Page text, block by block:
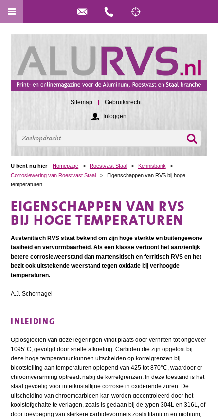
Sitemap
Gebruiksrecht
Inloggen
U bent nu hier Homepage > Roestvast Staal > Kennisbank
>
Corrosiewering van Roestvast Staal
>
Eigenschappen van RVS bij hoge
temperaturen
EIGENSCHAPPEN VAN RVS
BIJ HOGE TEMPERATUREN
Austenitisch RVS staat bekend om zijn hoge sterkte en buitengewone
taaiheid en vervormbaarheid. Als een klasse vertoont het aanzienlijk
betere corrosieweerstand dan martensitisch en ferritisch RVS en het
bezit ook uitstekende weerstand tegen oxidatie bij verhoogde
temperaturen.
A.J. Schornagel
INLEIDING
Oplosgloeien van deze legeringen vindt plaats door verhitten tot ongeveer
1095°C, gevolgd door snelle afkoeling. Carbiden die zijn opgelost bij
deze hoge temperatuur kunnen uitscheiden op korrelgrenzen bij
blootstelling aan temperaturen oplopend van 425 tot 870°C, waardoor er
chroomverarming optreedt nabij de korrelgrenzen. In deze toestand is het
staal gevoelig voor interkristallijne corrosie in oxiderende zuren. De
uitscheiding van chroomcarbiden kan worden gecontroleerd door het
koolstofgehalte te verlagen, zoals is gedaan bij de typen 304L en 316L, of
door toevoeging van sterkere carbidevormers zoals titanium en niobium,